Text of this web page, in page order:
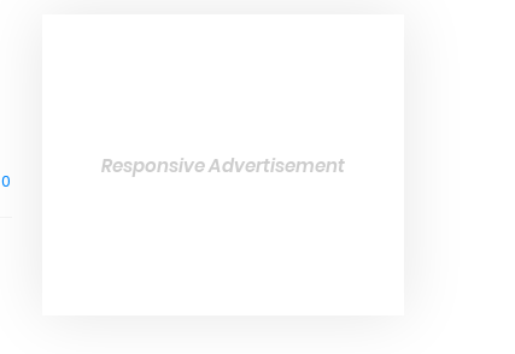
0
Responsive Advertisement